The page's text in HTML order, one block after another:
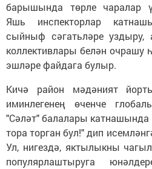
барышында төрле чаралар
Яшь инспекторлар
сыйныф сәгатьләре уздыру,
коллективлары белән очрашу
эшләре файдага булыр.
Кичә район мәдәният
иминлегенең өченче
"Сәләт" балалары катнашында
тора торган бул!" дип
Ул, нигездә, яктылыкны
популярлаштыруга